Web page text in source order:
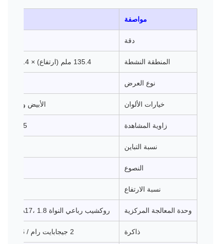
مواصفة
دقة
المنطقة النشطة 135.4 ملم (ارتفاع) × 216.4 ملم (فولت)
نوع العرض
خيارات الألوان الأبيض والأسود
زاوية المشاهدة 85 درجة/85 درجة
نسبة التباين
النصوع
نسبة الارتفاع
وحدة المعالجة المركزية روكشيب رباعي النواة A17، 1.8 جيجا، RK3288
ذاكرة 2 جيجابايت رام / 16 جيجابايت روم